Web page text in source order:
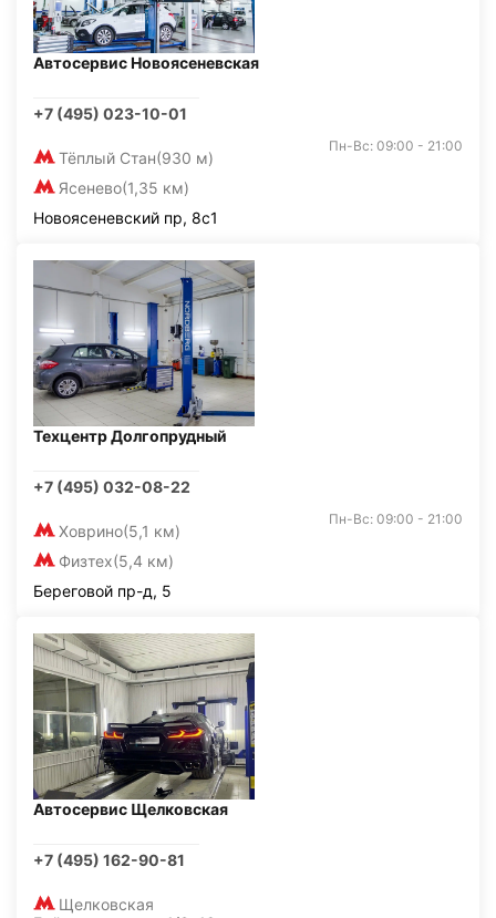
Автосервис Новоясеневская
+7 (495) 023-10-01
Тёплый Стан(930 м)
Ясенево(1,35 км)
Пн-Вс: 09:00 - 21:00
Новоясеневский пр, 8с1
Техцентр Долгопрудный
+7 (495) 032-08-22
Ховрино(5,1 км)
Физтех(5,4 км)
Пн-Вс: 09:00 - 21:00
Береговой пр-д, 5
Автосервис Щелковская
+7 (495) 162-90-81
Щелковская